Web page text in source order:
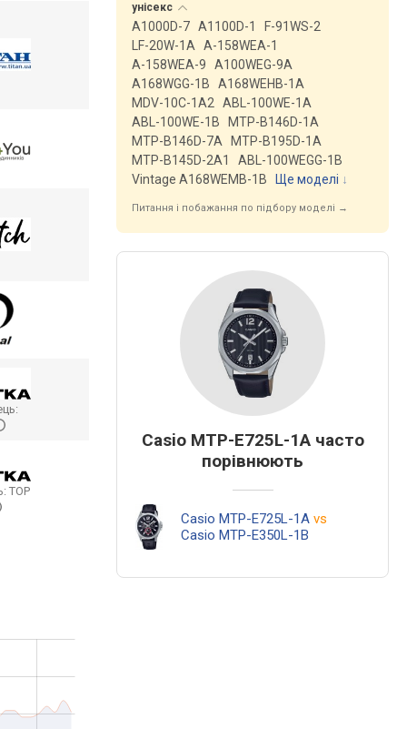
TOP
унісекс
A1000D-7 A1100D-1
F-91WS-2
LF-20W-1A
A-158WEA-1
A-158WEA-9
A100WEG-9A
A168WGG-1B
A168WEHB-1A
MDV-10C-1A2
ABL-100WE-1A
ABL-100WE-1B
MTP-B146D-1A
MTP-B146D-7A
MTP-B195D-1A
MTP-B145D-2A1
ABL-100WEGG-1B
Vintage A168WEMB-1B
Ще моделі ↓
Питання і побажання по підбору моделі →
Casio MTP-E725L-1A часто
порівнюють
Casio MTP-E725L-1A vs
Casio MTP-E350L-1B